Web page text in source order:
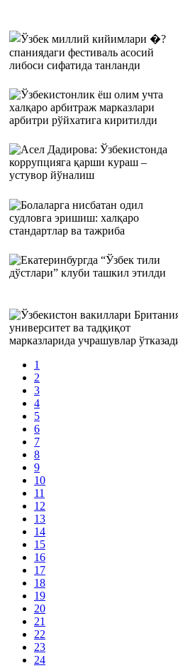
1
2
3
4
5
6
7
8
9
10
11
12
13
14
15
16
17
18
19
20
21
22
23
24